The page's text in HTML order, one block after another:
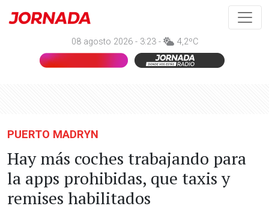
08 agosto 2026 - 3:23 - 4,2ºC
PUERTO MADRYN
Hay más coches trabajando para
la apps prohibidas, que taxis y
remises habilitados